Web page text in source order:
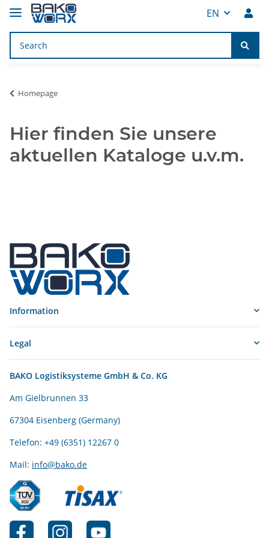
EN
Homepage
Hier finden Sie unsere
aktuellen Kataloge u.v.m.
Information
Legal
BAKO Logistiksysteme GmbH & Co. KG
Am Gielbrunnen 33
67304 Eisenberg (Germany)
Telefon: +49 (6351) 12267 0
Mail: info@bako.de